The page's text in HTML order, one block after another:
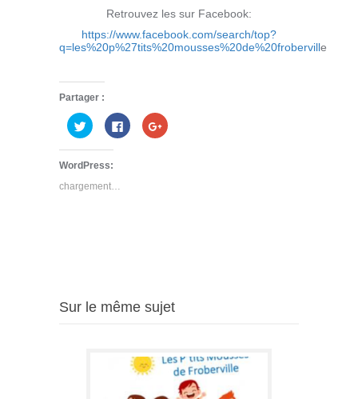
Retrouvez les sur Facebook:
https://www.facebook.com/search/top?
q=les%20p%27tits%20mousses%20de%20froberville
Partager :
Cliquez
pour
partager
sur
Twitter(ouvre
dans
nouvelle
Cliquez
pour
partager
Cliquez
pour
WordPress:
chargement…
Sur le même sujet